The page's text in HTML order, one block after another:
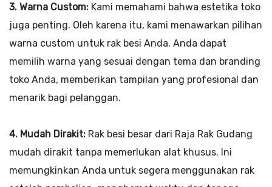
3. Warna Custom: Kami memahami bahwa estetika toko
juga penting. Oleh karena itu, kami menawarkan pilihan
warna custom untuk rak besi Anda. Anda dapat
memilih warna yang sesuai dengan tema dan branding
toko Anda, memberikan tampilan yang profesional dan
menarik bagi pelanggan.
4. Mudah Dirakit: Rak besi besar dari Raja Rak Gudang
mudah dirakit tanpa memerlukan alat khusus. Ini
memungkinkan Anda untuk segera menggunakan rak